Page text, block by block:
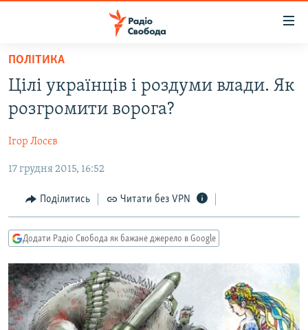
Перейти
основного
матеріалу
Перейти
до
навігації
Перейти
пошуку
ВСЕ ЗА ДОБУ
СТАТТІ
ПОЛІТИКА
ЕКОНОМІКА
СУСПІЛЬСТВО
СПОРТ
УКРАЇНА
СВІТ
ВІЙНА
РОСІЙСЬКА «ФІЛЬТРАЦІЯ»
ДОНБАС.РЕАЛІЇ
КРИМ.РЕАЛІЇ
ТИ ЯК?
СХЕМИ
КИТАЙ.ВИКЛИКИ
МУЛЬТИМЕДІА
ПОЛІТИКА
Цілі українців і роздуми влади. Як
розгромити ворога?
Ігор Лосєв
17 грудня 2015, 16:52
Поділитись Читати без VPN
Додати Радіо Свобода як бажане джерело в Google